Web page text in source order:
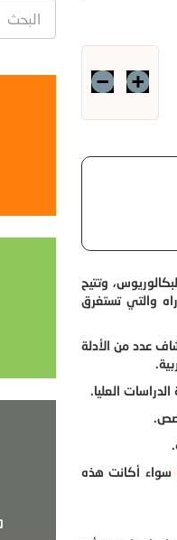
وتتيح
والتي تستغرق
عدد من الأدلة
العليا.
سواء أكانت هذه